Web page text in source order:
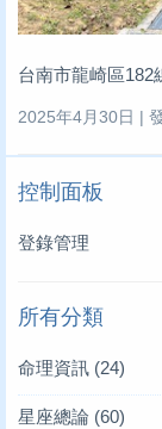
台南市龍崎區182
2025年4月30日 |
控制面板
登錄管理
所有分類
命理資訊 (24)
星座總論 (60)